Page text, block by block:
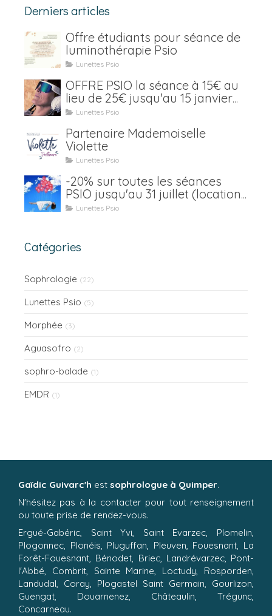
Derniers articles
Offre étudiants pour séance de
luminothérapie Psio
Lunettes Psio
OFFRE PSIO la séance à 15€ au
lieu de 25€ jusqu'au 15 janvier
2021Lunettes Psio
Partenaire Mademoiselle
Violette
Lunettes Psio
-20% sur toutes les séances
PSIO jusqu'au 31 juillet (location
y compris)
Lunettes Psio
Catégories
Sophrologie (22)
Lunettes Psio (5)
Morphée (3)
Aguasofro (2)
sophro-balade (1)
EMDR (1)
Gaïdic Guivarc'h est sophrologue à Quimper.
N'hésitez pas à la contacter pour tout renseignement
ou toute prise de rendez-vous.
Ergué-Gabéric, Saint Yvi, Saint Evarzec, Plomelin,
Plogonnec, Plonéis, Pluguffan, Pleuven, Fouesnant, La
Forêt-Fouesnant, Bénodet, Briec, Landrévarzec, Pont-
l'Abbé, Combrit, Sainte Marine, Loctudy, Rosporden,
Landudal, Coray, Plogastel Saint Germain, Gourlizon,
Guengat, Douarnenez, Châteaulin, Trégunc,
Concarneau.